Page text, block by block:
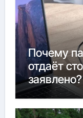
Почему
отдаёт
заявлено?